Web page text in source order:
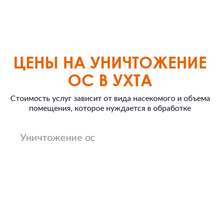
ЦЕНЫ НА УНИЧТОЖЕНИЕ
ОС В УХТА
Стоимость услуг зависит от вида насекомого и объема
помещения, которое нуждается в обработке
Уничтожение ос